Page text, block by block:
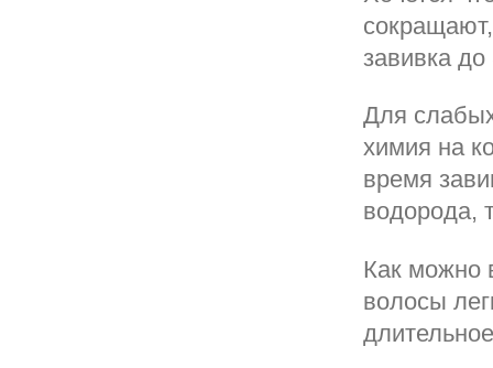
завивка
Для
химия на
время
водорода,
Как можно
волосы